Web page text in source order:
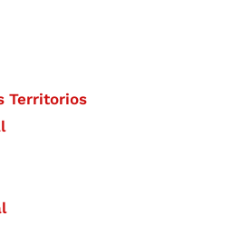
Territorios